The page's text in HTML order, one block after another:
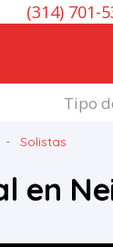
(314) 701-
Tipo
Solistas
en